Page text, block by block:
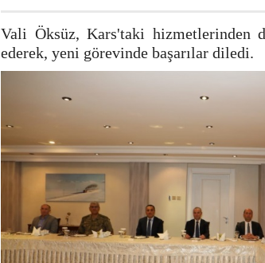
Vali Öksüz, Kars'taki hizmetlerinden
ederek, yeni görevinde başarılar diledi.